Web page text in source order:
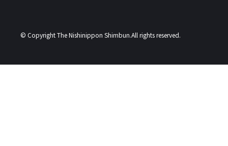
© Copyright The Nishinippon Shimbun.All rights reserved.